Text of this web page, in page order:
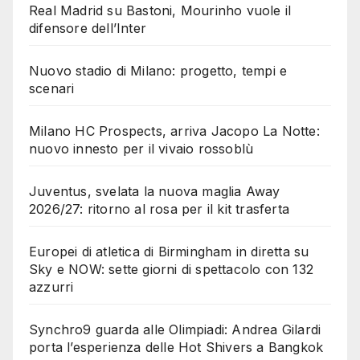
Real Madrid su Bastoni, Mourinho vuole il
difensore dell’Inter
Nuovo stadio di Milano: progetto, tempi e
scenari
Milano HC Prospects, arriva Jacopo La Notte:
nuovo innesto per il vivaio rossoblù
Juventus, svelata la nuova maglia Away
2026/27: ritorno al rosa per il kit trasferta
Europei di atletica di Birmingham in diretta su
Sky e NOW: sette giorni di spettacolo con 132
azzurri
Synchro9 guarda alle Olimpiadi: Andrea Gilardi
porta l’esperienza delle Hot Shivers a Bangkok